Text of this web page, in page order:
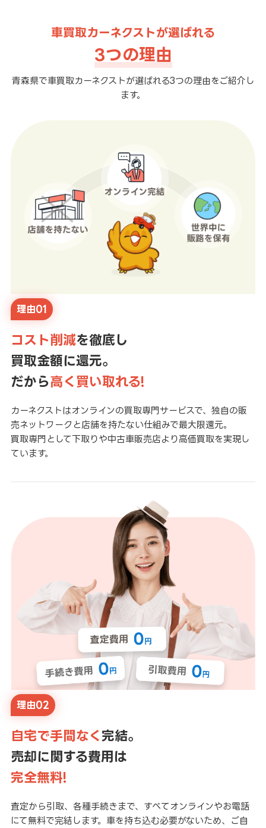
車買取カーネクストが選ばれる
3つの理由
青森県で車買取カーネクストが選ばれる3つの理由をご紹介し
ます。
理由01
コスト削減を徹底し
買取金額に還元。
だから高く買い取れる!
カーネクストはオンラインの買取専門サービスで、独自の販
売ネットワークと店舗を持たない仕組みで最大限還元。
買取専門として下取りや中古車販売店より高価買取を実現し
ています。
理由02
自宅で手間なく 完結。
売却に関する費用は
完全無料!
査定から引取、各種手続きまで、すべてオンラインやお電話
にて無料で完結します。車を持ち込む必要がないため、ご自